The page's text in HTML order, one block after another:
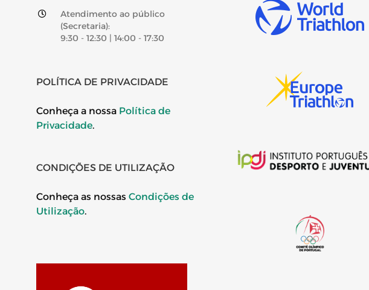
Atendimento ao público
(Secretaria):
9:30 - 12:30 | 14:00 - 17:30
POLÍTICA DE PRIVACIDADE
Conheça a nossa Política de
Privacidade.
CONDIÇÕES DE UTILIZAÇÃO
Conheça as nossas Condições de
Utilização.